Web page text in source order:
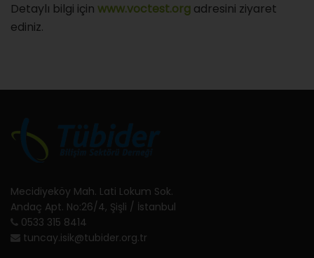
Detaylı bilgi için www.voctest.org adresini ziyaret
ediniz.
Mecidiyeköy Mah. Lati Lokum Sok.
Andaç Apt. No:26/4, Şişli / İstanbul
0533 315 8414
tuncay.isik@tubider.org.tr